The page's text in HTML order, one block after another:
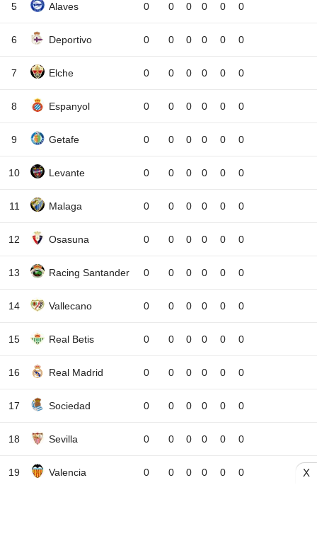
5 Alaves 0 0 0 0 0 0
6 Deportivo 0 0 0 0 0 0
7 Elche 0 0 0 0 0 0
8 Espanyol 0 0 0 0 0 0
9 Getafe 0 0 0 0 0 0
10 Levante 0 0 0 0 0 0
11 Malaga 0 0 0 0 0 0
12 Osasuna 0 0 0 0 0 0
13 Racing Santander 0 0 0 0 0 0
14 Vallecano 0 0 0 0 0 0
15 Real Betis 0 0 0 0 0 0
16 Real Madrid 0 0 0 0 0 0
17 Sociedad 0 0 0 0 0 0
18 Sevilla 0 0 0 0 0 0
19 Valencia 0 0 0 0 0 0 X